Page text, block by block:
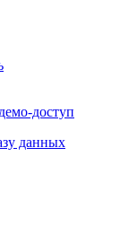
демо-доступ
данных